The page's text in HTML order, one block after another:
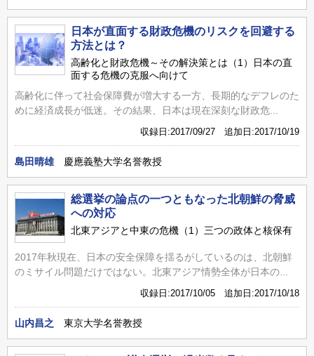
日本が直面する財政危機のリスクを回避する
方法とは？
高齢化と財政危機～その解決策とは（1）日本の直
面する危機の克服へ向けて
高齢化に伴って社会保障費が増大する一方、長期的なデフレのた
めに経済成長が低迷。その結果、日本は現在深刻な財政危...
収録日:2017/09/27 追加日:2017/10/19
島田晴雄 慶應義塾大学名誉教授
総選挙の論点の一つともなった北朝鮮の脅威
への対応
北東アジアと中東の危機（1）三つの政体と核保有
2017年秋現在、日本の安全保障を揺るがしているのは、北朝鮮
のミサイル問題だけではない。北東アジア情勢全体が日本の...
収録日:2017/10/05 追加日:2017/10/18
山内昌之 東京大学名誉教授